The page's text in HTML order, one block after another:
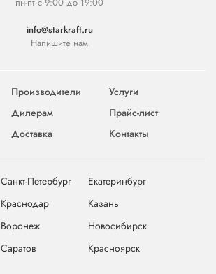
info@starkraft.ru
Напишите нам
Производители
Услуги
Дилерам
Прайс-лист
Доставка Контакты
Санкт-Петербург
Екатеринбург
Краснодар
Казань
Воронеж
Новосибирск
Саратов
Красноярск